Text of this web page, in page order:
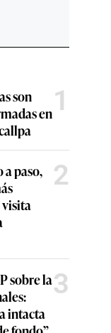
son
en1
a paso,
2
sobre la
intacta
3